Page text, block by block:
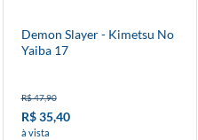
Demon Slayer - Kimetsu No
Yaiba 17
R$ 47,90
R$ 35,40
à vista